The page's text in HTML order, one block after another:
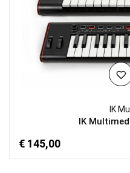
IK
IK
€ 145,00